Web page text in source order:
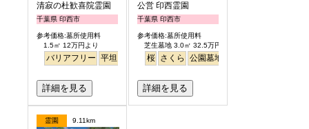
清寂の杜歓喜院霊園
千葉県 印西市
参考価格:墓所使用料
1.5㎡ 12万円より
バリアフリー 平坦
詳細を見る
公営 印西霊園
千葉県 印西市
参考価格:墓所使用料
芝生墓地 3.0㎡ 32.5万円より
桜 さくら 公園墓地
詳細を見る
霊園 9.11km